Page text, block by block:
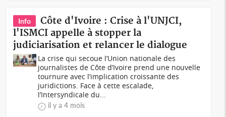
Info
Côte d'Ivoire : Crise à l'UNJCI,
l'ISMCI appelle à stopper la
judiciarisation et relancer le dialogue
La crise qui secoue l’Union nationale des
journalistes de Côte d’Ivoire prend une nouvelle
tournure avec l’implication croissante des
juridictions. Face à cette escalade,
l’Intersyndicale du...
il y a 4 mois